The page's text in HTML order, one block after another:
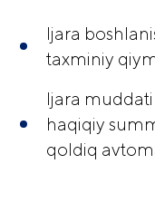
Ijara
taxminiy
Ijara
haqiqiy
qoldiq